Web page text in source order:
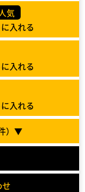
気
入れる
入れる
入れる
）▼